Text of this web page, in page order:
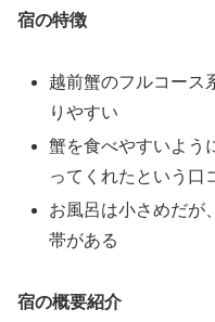
宿の特徴
越前蟹のフルコース
りやすい
蟹を食べやすいよう
ってくれたという口
お風呂は小さめだが
帯がある
宿の概要紹介